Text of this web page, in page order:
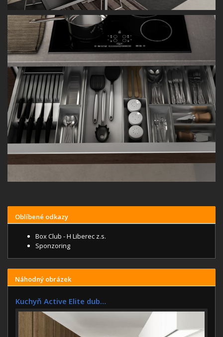
Oblíbené odkazy
Box Club - H Liberec z.s.
Sponzoring
Náhodný obrázek
Kuchyň Active Elite dub…